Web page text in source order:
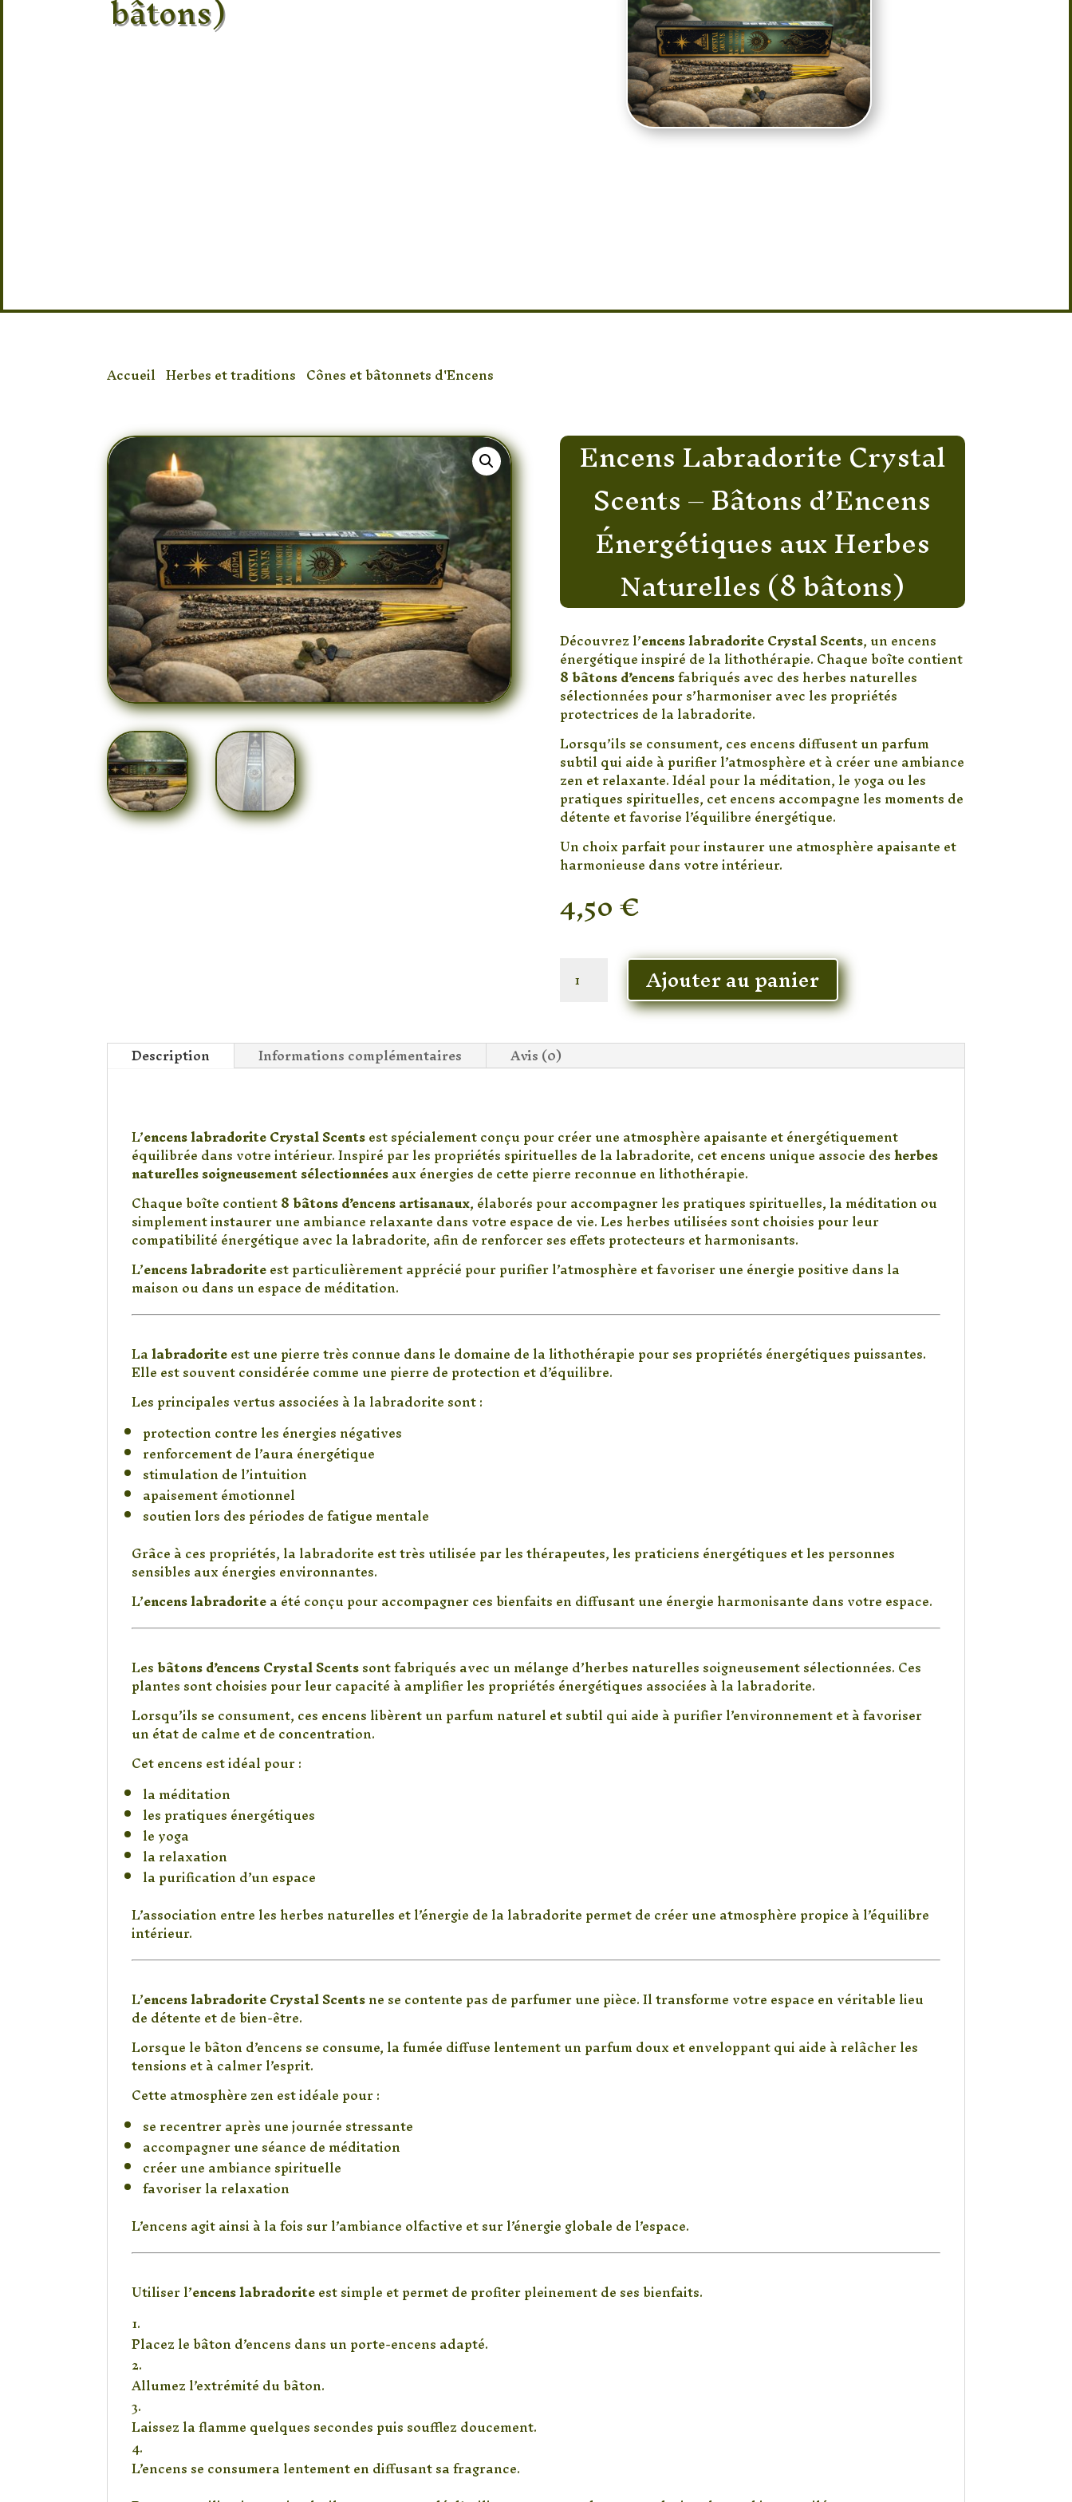
Accueil /Herbes et traditions Cônes et bâtonnets d'Encens
Encens Labradorite Crystal
Scents – Bâtons d’Encens
Énergétiques aux Herbes
Naturelles (8 bâtons)
Découvrez l’encens labradorite Crystal Scents, un encens
énergétique inspiré de la lithothérapie. Chaque boîte contient
8 bâtons d’encensfabriqués avec des herbes naturelles
sélectionnées pour s’harmoniser avec les propriétés
protectrices de la labradorite.
Lorsqu’ils se consument, ces encens diffusent un parfum
subtil qui aide à purifier l’atmosphère et à créer une ambiance
zen et relaxante. Idéal pour la méditation, le yoga ou les
pratiques spirituelles, cet encens accompagne les moments de
détente et favorise l’équilibre énergétique.
Un choix parfait pour instaurer une atmosphère apaisante et
harmonieuse dans votre intérieur.
4,50€
Labradorite
Crystal
Scents
–
Énergétiques
aux
Herbes
Naturelles
(8
bâtons)
Ajouter au panier
Description Informations complémentaires Avis (0)
L’encens labradorite Crystal Scentsest spécialement conçu pour créer une atmosphère apaisante et énergétiquement
équilibrée dans votre intérieur. Inspiré par les propriétés spirituelles de la labradorite, cet encens unique associe desherbes
naturelles soigneusement sélectionnéesaux énergies de cette pierre reconnue en lithothérapie.
Chaque boîte contient8 bâtons d’encens artisanaux, élaborés pour accompagner les pratiques spirituelles, la méditation ou
simplement instaurer une ambiance relaxante dans votre espace de vie. Les herbes utilisées sont choisies pour leur
compatibilité énergétique avec la labradorite, afin de renforcer ses effets protecteurs et harmonisants.
L’encens labradoriteest particulièrement apprécié pour purifier l’atmosphère et favoriser une énergie positive dans la
maison ou dans un espace de méditation.
Les vertus de la labradorite en lithothérapie
Lalabradoriteest une pierre très connue dans le domaine de la lithothérapie pour ses propriétés énergétiques puissantes.
Elle est souvent considérée comme une pierre de protection et d’équilibre.
Les principales vertus associées à la labradorite sont :
protection contre les énergies négatives
renforcement de l’aura énergétique
stimulation de l’intuition
apaisement émotionnel
soutien lors des périodes de fatigue mentale
Grâce à ces propriétés, la labradorite est très utilisée par les thérapeutes, les praticiens énergétiques et les personnes
sensibles aux énergies environnantes.
L’encens labradoritea été conçu pour accompagner ces bienfaits en diffusant une énergie harmonisante dans votre espace.
Des herbes naturelles adaptées aux énergies de la pierre
Lesbâtons d’encens Crystal Scentssont fabriqués avec un mélange d’herbes naturelles soigneusement sélectionnées. Ces
plantes sont choisies pour leur capacité à amplifier les propriétés énergétiques associées à la labradorite.
Lorsqu’ils se consument, ces encens libèrent un parfum naturel et subtil qui aide à purifier l’environnement et à favoriser
un état de calme et de concentration.
Cet encens est idéal pour :
la méditation
les pratiques énergétiques
le yoga
la relaxation
la purification d’un espace
L’association entre les herbes naturelles et l’énergie de la labradorite permet de créer une atmosphère propice à l’équilibre
intérieur.
Une expérience sensorielle apaisante
L’encens labradorite Crystal Scentsne se contente pas de parfumer une pièce. Il transforme votre espace en véritable lieu
de détente et de bien-être.
Lorsque le bâton d’encens se consume, la fumée diffuse lentement un parfum doux et enveloppant qui aide à relâcher les
tensions et à calmer l’esprit.
Cette atmosphère zen est idéale pour :
se recentrer après une journée stressante
accompagner une séance de méditation
créer une ambiance spirituelle
favoriser la relaxation
L’encens agit ainsi à la fois sur l’ambiance olfactive et sur l’énergie globale de l’espace.
Comment utiliser les bâtons d’encens
Utiliser l’encens labradoriteest simple et permet de profiter pleinement de ses bienfaits.
Placez le bâton d’encens dans un porte-encens adapté.
Allumez l’extrémité du bâton.
Laissez la flamme quelques secondes puis soufflez doucement.
L’encens se consumera lentement en diffusant sa fragrance.